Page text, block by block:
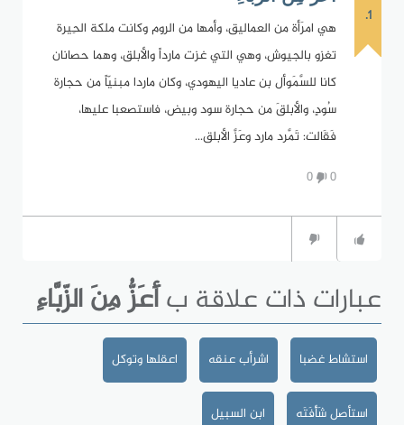
1.
هي امرَأة من العماليق، وأمها من الروم وكانت ملكة الحِيرة
تغزو بالجيوش، وهي التي غزت مارداً والأبلق، وهما حصانان
كانا للسَّمَوأل بن عاديا اليهودي، وكان ماردا مبنيّاً من حجارة
سُودٍ، والأبلقَ من حجارة سود وبيض، فاستصعبا عليها،
فَقَالت: تَمَّرد مارد وعَزَّ الأبلق...
0
0
عبارات ذات علاقة بأَعَزُّ مِنَ الزّبَّاءِ
استشاط غضبا اشرأب عنقه اعقلها وتوكل
استأصل شَأْفَتَه ابن السبيل